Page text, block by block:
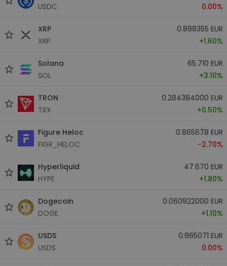
USDC
0.00%
XRP
XRP
0.898355 EUR
+1.60%
Solana
SOL
65.710 EUR
+3.10%
TRON
TRX
0.284384000 EUR
+0.50%
Figure Heloc
FIGR_HELOC
0.865678 EUR
-2.70%
Hyperliquid
HYPE
47.670 EUR
+1.80%
Dogecoin
DOGE
0.060922000 EUR
+1.10%
USDS
USDS
0.865071 EUR
0.00%